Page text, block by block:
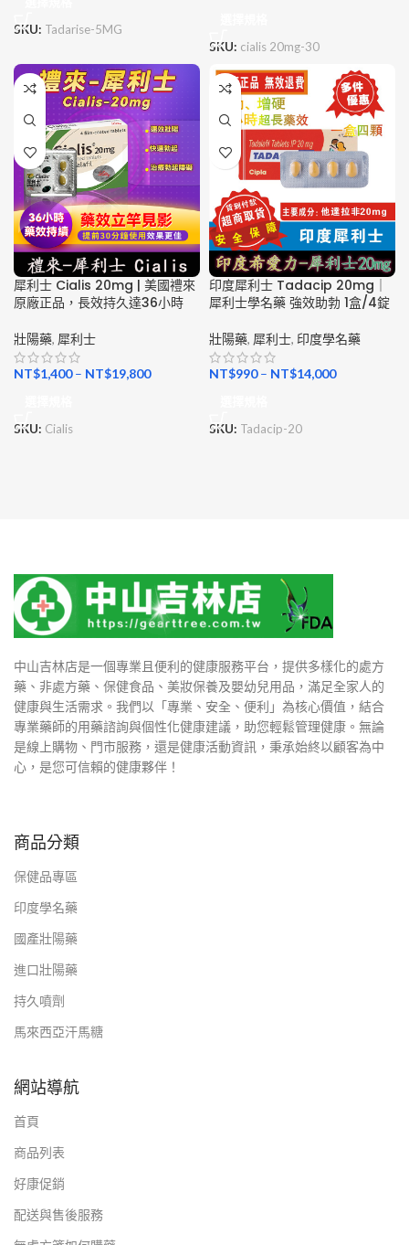
SKU: Tadarise-5MG
SKU: cialis 20mg-30
犀利士 Cialis 20mg | 美國禮來
原廠正品，長效持久達36小時
壯陽藥, 犀利士
NT$1,400– NT$19,800
SKU: Cialis
印度犀利士 Tadacip 20mg｜
犀利士學名藥 強效助勃 1盒/4錠
壯陽藥, 犀利士, 印度學名藥
NT$990– NT$14,000
SKU: Tadacip-20
中山吉林店是一個專業且便利的健康服務平台，提供多樣化的處方
藥、非處方藥、保健食品、美妝保養及嬰幼兒用品，滿足全家人的
健康與生活需求。我們以「專業、安全、便利」為核心價值，結合
專業藥師的用藥諮詢與個性化健康建議，助您輕鬆管理健康。無論
是線上購物、門市服務，還是健康活動資訊，秉承始終以顧客為中
心，是您可信賴的健康夥伴！
商品分類
保健品專區
印度學名藥
國產壯陽藥
進口壯陽藥
持久噴劑
馬來西亞汗馬糖
網站導航
首頁
商品列表
好康促銷
配送與售後服務